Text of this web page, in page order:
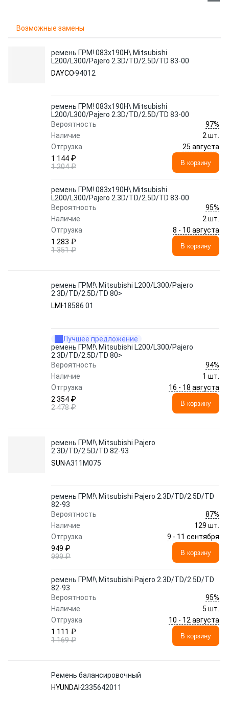
Возможные замены
ремень ГРМ! 083x190H\ Mitsubishi
L200/L300/Pajero 2.3D/TD/2.5D/TD 83-00
DAYCO94012
ремень ГРМ! 083x190H\ Mitsubishi
L200/L300/Pajero 2.3D/TD/2.5D/TD 83-00
Вероятность
97%
Наличие
2 шт.
Отгрузка
25 августа
1 144 ₽
1 204 ₽
В корзину
ремень ГРМ! 083x190H\ Mitsubishi
L200/L300/Pajero 2.3D/TD/2.5D/TD 83-00
Вероятность
95%
Наличие
2 шт.
Отгрузка
8 - 10 августа
1 283 ₽
1 351 ₽
В корзину
ремень ГРМ!\ Mitsubishi L200/L300/Pajero
2.3D/TD/2.5D/TD 80>
LMI 18586 01
Лучшее предложение
ремень ГРМ!\ Mitsubishi L200/L300/Pajero
2.3D/TD/2.5D/TD 80>
Вероятность
94%
Наличие
1 шт.
Отгрузка
16 - 18 августа
2 354 ₽
2 478 ₽
В корзину
ремень ГРМ!\ Mitsubishi Pajero
2.3D/TD/2.5D/TD 82-93
SUN A311M075
ремень ГРМ!\ Mitsubishi Pajero 2.3D/TD/2.5D/TD
82-93
Вероятность
87%
Наличие
129 шт.
Отгрузка
9 - 11 сентября
949 ₽
999 ₽
В корзину
ремень ГРМ!\ Mitsubishi Pajero 2.3D/TD/2.5D/TD
82-93
Вероятность
95%
Наличие
5 шт.
Отгрузка
10 - 12 августа
1 111 ₽
1 169 ₽
В корзину
Ремень балансировочный
HYUNDAI 2335642011